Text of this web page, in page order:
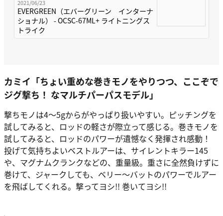
2021/06/23
EVERGREEN（エバーグリーン インターナ
ショナル） - OCSC-67ML+ ライトニングス
トライク
カミイ「ちょい重めな巻きモノをやりつつ、ここぞで
ジグ撃ち！ なマルチパーパスモデル」
撃ちモノは4〜5gからがやっぱり扱いやすい。ピッチングを
試してみると、ロッドの軽さが際立って感じる。巻きモノを
試してみると、ロッドのパワーが遺憾なく発揮され感動！
投げて気持ちよいベストルアーは、サイレントキラー145
や、マグナムクランクなどの、重量級。重さに全然負けずに
巻けて、ジャークしても、ベリー〜バットのパワーでルアー
を飛ばしてくれる。撃ってヨシ!! 巻いてヨシ!!